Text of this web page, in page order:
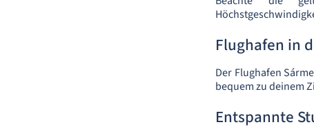
Flughafen in
Der Flughafen
bequem zu deinem
Entspannte